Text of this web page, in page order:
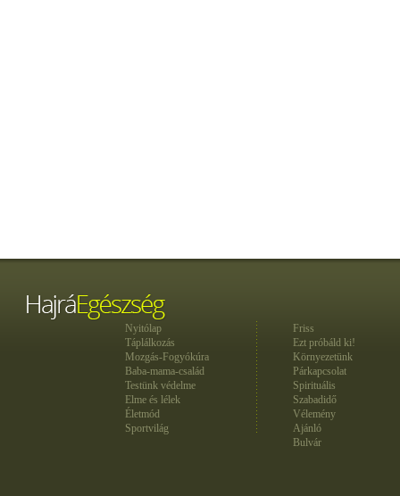
Nyitólap
Táplálkozás
Mozgás-Fogyókúra
Baba-mama-család
Testünk védelme
Elme és lélek
Életmód
Sportvilág
Friss
Ezt próbáld ki!
Környezetünk
Párkapcsolat
Spirituális
Szabadidő
Vélemény
Ajánló
Bulvár